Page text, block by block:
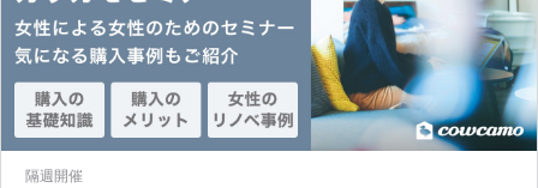
隔週開催